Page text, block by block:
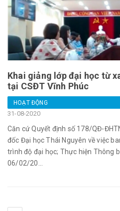
Khai giảng lớp đại học từ
tại CSĐT Vĩnh Phúc
HOẠT ĐỘNG
31-08-2020
Căn cứ Quyết định số 178/QĐ-
đốc Đại học Thái Nguyên về việc
trình độ đại học; Thực hiện Thông
06/02/20...